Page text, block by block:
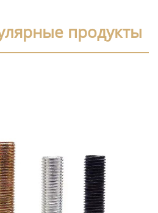
продукты